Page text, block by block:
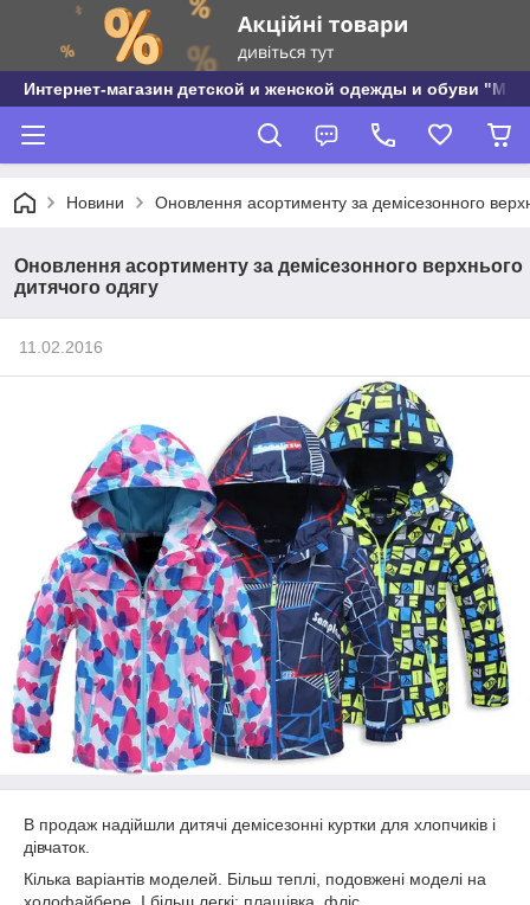
Интернет-магазин детской и женской одежды и обуви
Новини Оновлення асортименту за демісезонного
Оновлення асортименту за демісезонного верхнього
дитячого одягу
11.02.2016
В продаж надійшли дитячі демісезонні куртки для хлопчиків і
дівчаток.
Кілька варіантів моделей. Більш теплі, подовжені моделі на